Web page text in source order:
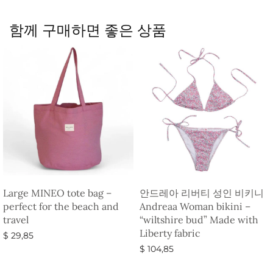
함께 구매하면 좋은 상품
Large MINEO tote bag –
perfect for the beach and
travel
$ 29,85
안드레아 리버티 성인 비키니
Andreaa Woman bikini –
“wiltshire bud” Made with
Liberty fabric
$ 104,85